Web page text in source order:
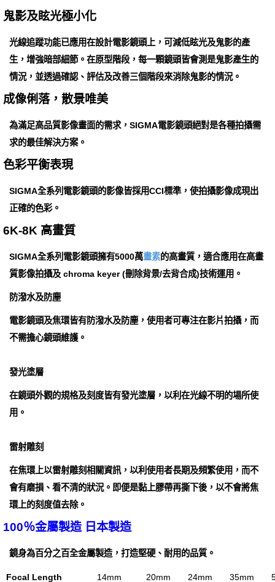
鬼影及眩光極小化
光線追蹤功能已應用在設計電影鏡頭上，可減低眩光及鬼影的產
生，增強暗部細節。在原型階段，每一顆鏡頭皆會測是鬼影產生的
情況，並透過確認、評估及改善三個階段來消除鬼影的情況。
成像俐落，散景唯美
為滿足高品質影像畫面的需求，SIGMA電影鏡頭絕對是各種拍攝需
求的最佳解決方案。
色彩平衡表現
SIGMA全系列電影鏡頭的影像皆採用CCI標準，使拍攝影像成現出
正確的色彩。
6K-8K 高畫質
SIGMA全系列電影鏡頭擁有5000萬畫素的高畫質，適合應用在高畫
質影像拍攝及 chroma keyer (刪除背景/去背合成)技術運用。
防潑水及防塵
電影鏡頭及焦環皆有防潑水及防塵，使用者可專注在影片拍攝，而
不需擔心鏡頭維護。
發光塗層
在鏡頭外觀的規格及刻度皆有發光塗層，以利在光線不明的場所使
用。
雷射雕刻
在焦環上以雷射雕刻相關資訊，以利使用者長期及頻繁使用，而不
會有磨損、看不清的狀況。即便是黏上膠帶再撕下後，以不會將焦
環上的刻度值去除。
100％金屬製造 日本製造
鏡身為百分之百全金屬製造，打造堅硬、耐用的品質。
Focal Length 14mm 20mm 24mm 35mm